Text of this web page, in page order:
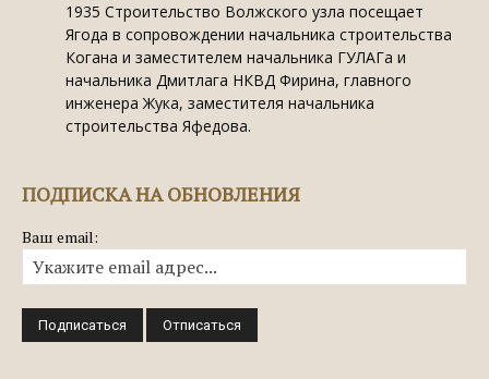
1935 Строительство Волжского узла посещает
Ягода в сопровождении начальника строительства
Когана и заместителем начальника ГУЛАГа и
начальника Дмитлага НКВД Фирина, главного
инженера Жука, заместителя начальника
строительства Яфедова.
ПОДПИСКА НА ОБНОВЛЕНИЯ
Ваш email: